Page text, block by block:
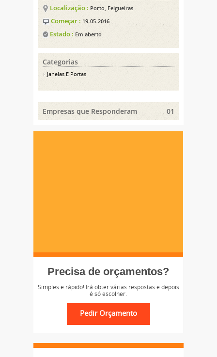
Localização : Porto, Felgueiras
Começar : 19-05-2016
Estado : Em aberto
Categorias
Janelas E Portas
Empresas que Responderam 01
Precisa de orçamentos?
Simples e rápido! Irá obter várias respostas e depois
é só escolher.